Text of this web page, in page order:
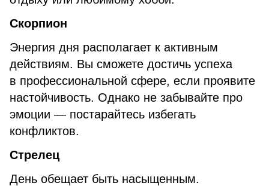
Скорпион
Энергия дня располагает к активным
действиям. Вы сможете достичь успеха
в профессиональной сфере, если проявите
настойчивость. Однако не забывайте про
эмоции — постарайтесь избегать
конфликтов.
Стрелец
День обещает быть насыщенным.